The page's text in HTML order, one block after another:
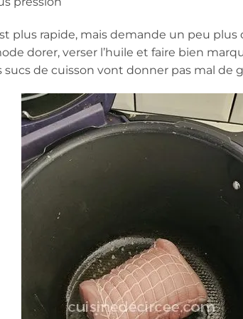
plus rapide, mais demande un peu plus
dorer, verser l’huile et faire bien
sucs de cuisson vont donner pas mal de